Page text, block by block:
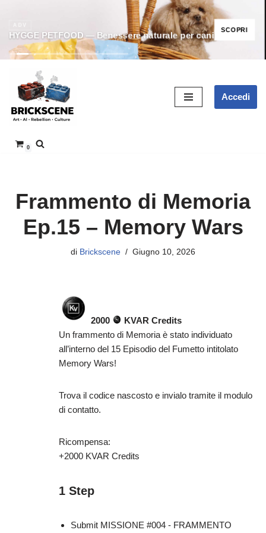
HYGGE PETFOOD — Benessere naturale per cani
SCOPRI
Vai
al
contenuto
Accedi
0
Frammento di Memoria
Ep.15 – Memory Wars
di Brickscene Giugno 10, 2026
2000
KVAR Credits
Un frammento di Memoria è stato individuato
all’interno del 15 Episodio del Fumetto intitolato
Memory Wars!
Trova il codice nascosto e invialo tramite il modulo
di contatto.
Ricompensa:
+2000 KVAR Credits
1 Step
Submit MISSIONE #004 - FRAMMENTO